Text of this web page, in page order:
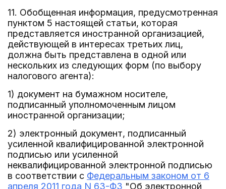
11. Обобщенная информация, предусмотренная
пунктом 5 настоящей статьи, которая
представляется иностранной организацией,
действующей в интересах третьих лиц,
должна быть представлена в одной или
нескольких из следующих форм (по выбору
налогового агента):
1) документ на бумажном носителе,
подписанный уполномоченным лицом
иностранной организации;
2) электронный документ, подписанный
усиленной квалифицированной электронной
подписью или усиленной
неквалифицированной электронной подписью
в соответствии с Федеральным законом от 6
апреля 2011 года N 63-ФЗ "Об электронной